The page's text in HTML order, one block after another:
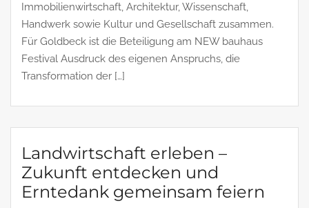
Immobilienwirtschaft, Architektur, Wissenschaft,
Handwerk sowie Kultur und Gesellschaft zusammen.
Für Goldbeck ist die Beteiligung am NEW bauhaus
Festival Ausdruck des eigenen Anspruchs, die
Transformation der […]
Landwirtschaft erleben –
Zukunft entdecken und
Erntedank gemeinsam feiern